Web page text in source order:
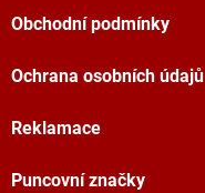
Obchodní podmínky
Ochrana osobních údajů
Reklamace
Puncovní značky